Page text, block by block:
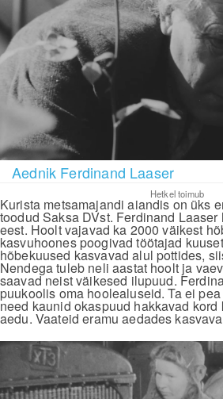
Aednik Ferdinand Laaser
Hetkel toimub
Kurista metsamajandi aiandis on üks
toodud Saksa DVst. Ferdinand
eest. Hoolt vajavad ka 2000 väikest
kasvuhoones poogivad töötajad
hõbekuused kasvavad alul pottides,
Nendega tuleb neli aastat hoolt ja
saavad neist väikesed ilupuud.
puukoolis oma hoolealuseid. Ta ei
need kaunid okaspuud hakkavad
aedu. Vaateid eramu aedades